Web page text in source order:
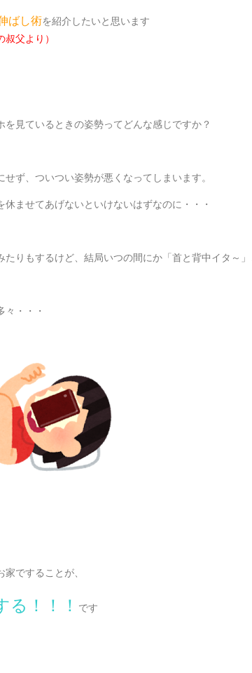
ばし術を紹介したいと思います
叔父より）
を見ているときの姿勢ってどんな感じですか？
ず、ついつい姿勢が悪くなってしまいます。
休ませてあげないといけないはずなのに・・・
たりもするけど、結局いつの間にか「首と背中イタ～
・・・
ですることが、
る！！！ です